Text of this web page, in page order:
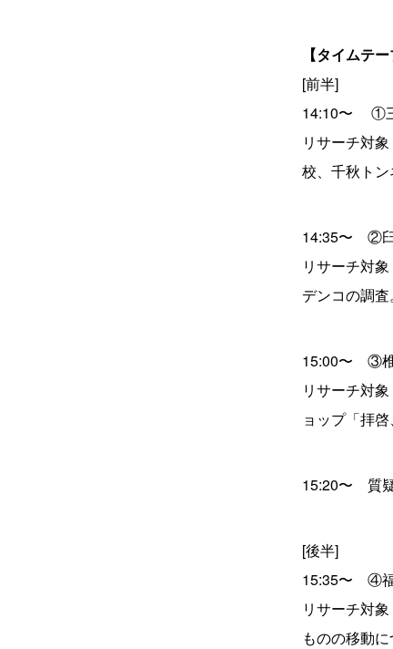
【タイムテー
[前半]
14:10〜 ①
リサーチ対
校、千秋トン
14:35〜 ②臼
リサーチ対
デンコの調査。
15:00〜 ③椎
リサーチ対
ョップ「拝啓
15:20〜 質
[後半]
15:35〜 ④福
リサーチ対
ものの移動に